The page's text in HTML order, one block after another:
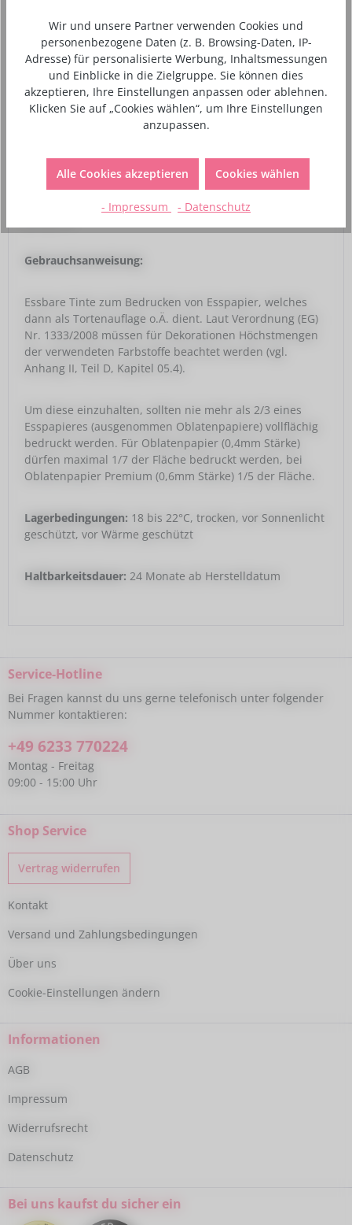
Zutaten und Nährwertangaben
Warnhinweise und Höchstmengenangabe für
Lebensmittelzusatzstoffe
Für die Färbung von Lebensmitteln im Rahmen
im Einzelhandel bestimmt!
Lebensmitteltinte ist nicht für den direkten Verzehr
Gebrauchsanweisung:
Essbare Tinte zum Bedrucken von Esspapier, welches
dann als Tortenauflage o.Ä. dient. Laut Verordnung (EG)
Nr. 1333/2008 müssen für Dekorationen Höchstmengen
der verwendeten Farbstoffe beachtet werden (vgl.
Anhang II, Teil D, Kapitel 05.4).
Um diese einzuhalten, sollten nie mehr als 2/3 eines
Esspapieres (ausgenommen Oblatenpapiere) vollflächig
bedruckt werden. Für Oblatenpapier (0,4mm Stärke)
dürfen maximal 1/7 der Fläche bedruckt werden, bei
Oblatenpapier Premium (0,6mm Stärke) 1/5 der Fläche.
Lagerbedingungen: 18 bis 22°C, trocken, vor Sonnenlicht
geschützt, vor Wärme geschützt
Haltbarkeitsdauer: 24 Monate ab Herstelldatum
Service-Hotline
Bei Fragen kannst du uns gerne telefonisch unter folgender
Nummer kontaktieren:
+49 6233 770224
Montag - Freitag
09:00 - 15:00 Uhr
Shop Service
Vertrag widerrufen
Kontakt
Versand und Zahlungsbedingungen
Über uns
Cookie-Einstellungen ändern
Informationen
AGB
Impressum
Widerrufsrecht
Datenschutz
Bei uns kaufst du sicher ein
Wir und unsere Partner verwenden Cookies und
personenbezogene Daten (z. B. Browsing-Daten, IP-
Adresse) für personalisierte Werbung, Inhaltsmessungen
und Einblicke in die Zielgruppe. Sie können dies
akzeptieren, Ihre Einstellungen anpassen oder ablehnen.
Klicken Sie auf „Cookies wählen“, um Ihre Einstellungen
anzupassen.
Alle Cookies akzeptieren Cookies wählen
- Impressum - Datenschutz